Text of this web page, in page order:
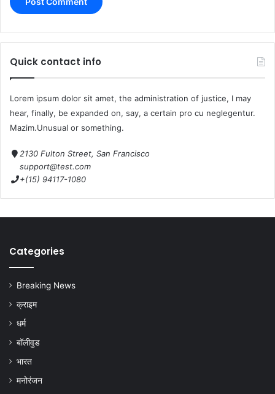
Quick contact info
Lorem ipsum dolor sit amet, the administration of justice, I may
hear, finally, be expanded on, say, a certain pro cu neglegentur.
Mazim.Unusual or something.
2130 Fulton Street, San Francisco
support@test.com
+(15) 94117-1080
Categories
Breaking News
क्राइम
धर्म
बॉलीवुड
भारत
मनोरंजन